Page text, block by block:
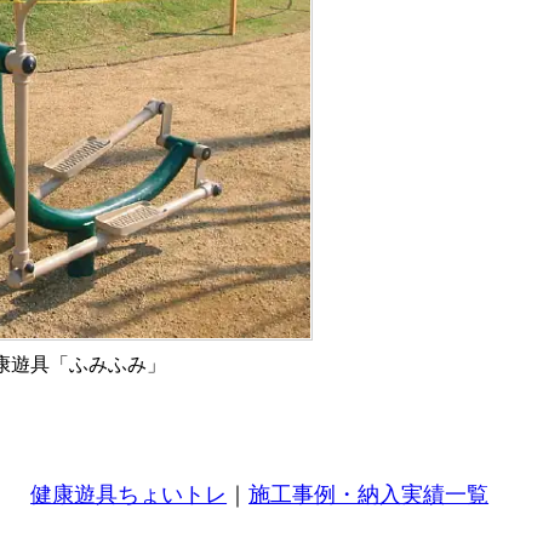
遊具「ふみふみ」
健康遊具ちょいトレ ｜施工事例・納入実績一覧